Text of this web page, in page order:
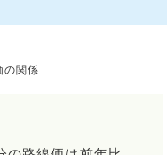
の関係